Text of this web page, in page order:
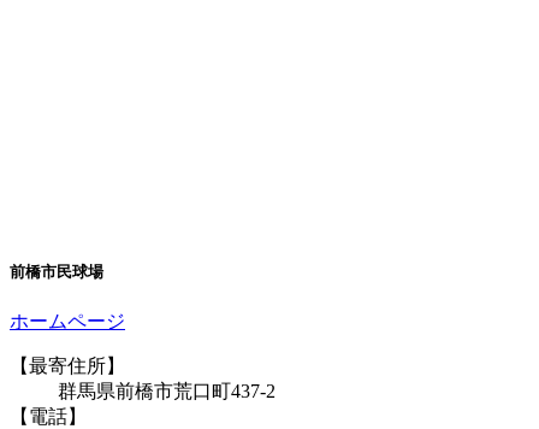
前橋市民球場
ホームページ
【最寄住所】
群馬県前橋市荒口町437-2
【電話】